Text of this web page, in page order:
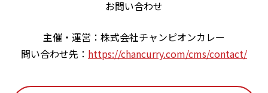
お問い合わせ
主催・運営：株式会社チャンピオンカレー
問い合わせ先： https://chancurry.com/cms/contact/